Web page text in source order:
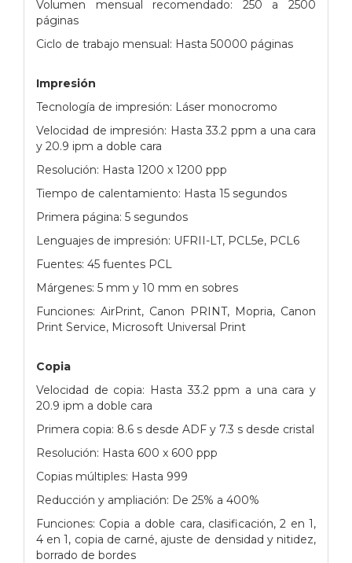
Volumen mensual recomendado: 250 a 2500
páginas
Ciclo de trabajo mensual: Hasta 50000 páginas
Impresión
Tecnología de impresión: Láser monocromo
Velocidad de impresión: Hasta 33.2 ppm a una cara
y 20.9 ipm a doble cara
Resolución: Hasta 1200 x 1200 ppp
Tiempo de calentamiento: Hasta 15 segundos
Primera página: 5 segundos
Lenguajes de impresión: UFRII-LT, PCL5e, PCL6
Fuentes: 45 fuentes PCL
Márgenes: 5 mm y 10 mm en sobres
Funciones: AirPrint, Canon PRINT, Mopria, Canon
Print Service, Microsoft Universal Print
Copia
Velocidad de copia: Hasta 33.2 ppm a una cara y
20.9 ipm a doble cara
Primera copia: 8.6 s desde ADF y 7.3 s desde cristal
Resolución: Hasta 600 x 600 ppp
Copias múltiples: Hasta 999
Reducción y ampliación: De 25% a 400%
Funciones: Copia a doble cara, clasificación, 2 en 1,
4 en 1, copia de carné, ajuste de densidad y nitidez,
borrado de bordes